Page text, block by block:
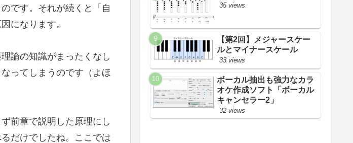
です。それが続くと「自
になります。
論の知識がまったくなし
ってしまうのです（よほ
前章で説明した原理にし
だけでしたね。ここでは
35 views
【第2回】メジャースケー
ルとマイナースケール
33 views
ボーカル抽出も強力なカラ
オケ作成ソフト「ボーカル
キャンセラー2」
32 views